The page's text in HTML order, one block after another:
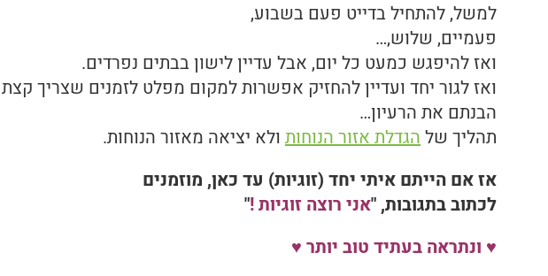
למשל, להתחיל בדייט פעם בשבוע,
פעמיים, שלוש,…
ואז להיפגש כמעט כל יום, אבל עדיין לישון בבתים נפרדים.
ואז לגור יחד ועדיין להחזיק אפשרות למקום מפלט לזמנים שצריך
הבנתם את הרעיון…
תהליך שלהגדלת אזור הנוחותולא יציאה מאזור הנוחות.
אז אם הייתם איתי יחד (זוגיות) עד כאן, מוזמנים
לכתוב בתגובות, "אני רוצה זוגיות !"
♥ ונתראה בעתיד טוב יותר ♥